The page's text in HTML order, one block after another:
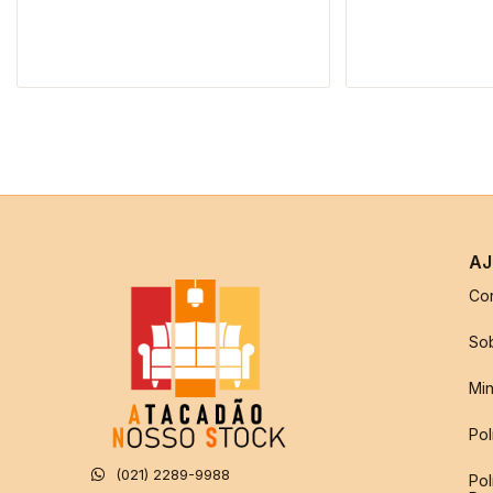
(021) 2289-9988